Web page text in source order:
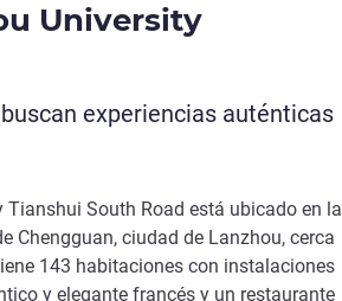
University
experiencias auténticas
Tianshui South Road está ubicado en la
Chengguan, ciudad de Lanzhou, cerca
143 habitaciones con instalaciones
y elegante francés y un restaurante